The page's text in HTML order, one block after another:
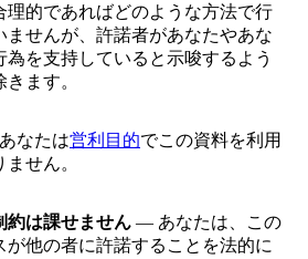
理的であればどのような方法で行
ませんが、許諾者があなたやあな
為を支持していると示唆するよう
ます。
なたは営利目的でこの資料を利用
せん。
約は課せません — あなたは、この
が他の者に許諾することを法的に